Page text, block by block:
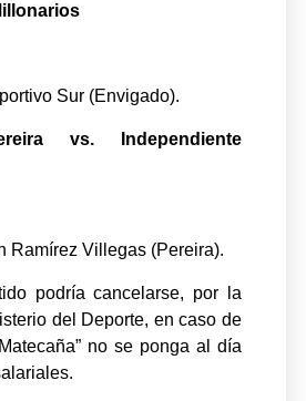
Sur (Envigado).
vs. Independiente
Ramírez Villegas (Pereira).
podría cancelarse, por la
del Deporte, en caso de
no se ponga al día